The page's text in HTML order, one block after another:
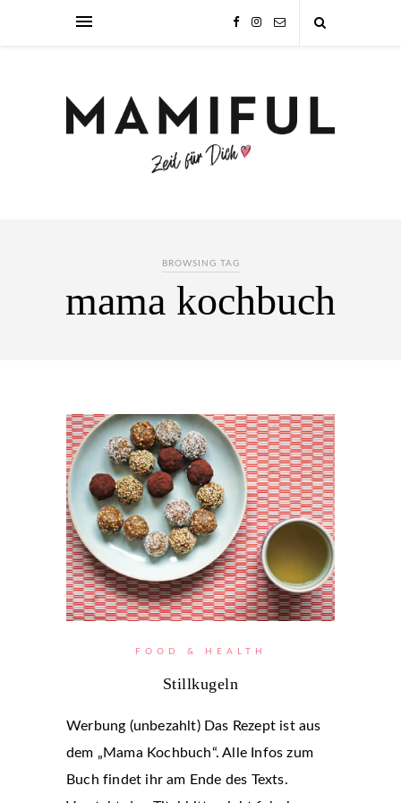
BROWSING TAG
mama kochbuch
FOOD & HEALTH
Stillkugeln
Werbung (unbezahlt) Das Rezept ist aus
dem „Mama Kochbuch“. Alle Infos zum
Buch findet ihr am Ende des Texts.